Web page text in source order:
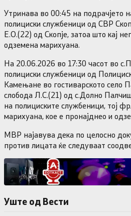
Утринава во 00:45 на подрачјето
полициски службеници од СВР
Е.О.(22) од Скопје, затоа што кај
одземена марихуана.
На 20.06.2026 во 17:30 часот во
полициски службеници од
Камењане во гостиварското село
слобода Л.С.(21) од с.Долно
на полициските службеници, тој
марихуана, кое е пронајднео и
МВР најавува дека по целосно
против лицата ќе следуваат
Уште од Вести